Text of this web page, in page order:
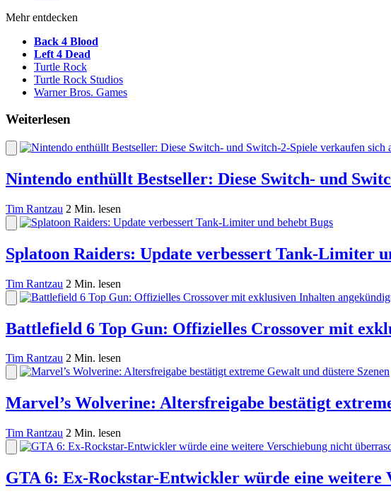
Mehr entdecken
Back 4 Blood
Left 4 Dead
Turtle Rock
Turtle Rock Studios
Warner Bros. Games
Weiterlesen
Nintendo enthüllt Bestseller: Diese Switch- und
Tim Rantzau 2 Min. lesen
Splatoon Raiders: Update verbessert Tank-Limiter
Tim Rantzau 2 Min. lesen
Battlefield 6 Top Gun: Offizielles Crossover mit
Tim Rantzau 2 Min. lesen
Marvel’s Wolverine: Altersfreigabe bestätigt
Tim Rantzau 2 Min. lesen
GTA 6: Ex-Rockstar-Entwickler würde eine weitere